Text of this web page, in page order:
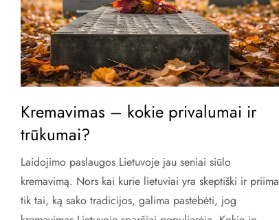
Kremavimas – kokie privalumai ir
trūkumai?
Laidojimo paslaugos Lietuvoje jau seniai siūlo
kremavimą. Nors kai kurie lietuviai yra skeptiški ir priima
tik tai, ką sako tradicijos, galima pastebėti, jog